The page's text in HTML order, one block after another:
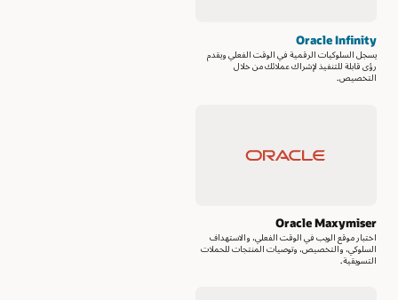
Oracle Infinity
يسجل السلوكيات الرقمية في الوقت الفعلي ويقدم
رؤى قابلة للتنفيذ لإشراك عملائك من خلال
التخصيص.
Oracle Maxymiser
اختبار موقع الويب في الوقت الفعلي، والاستهداف
السلوكي، والتخصيص، وتوصيات المنتجات للحملات
التسويقية.